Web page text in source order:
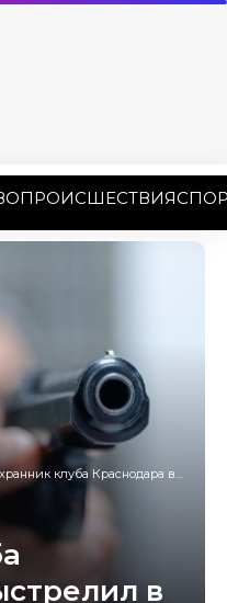
ПРОИСШЕСТВИЯ
клуба Краснодара выстрелил в лежачего человека
в